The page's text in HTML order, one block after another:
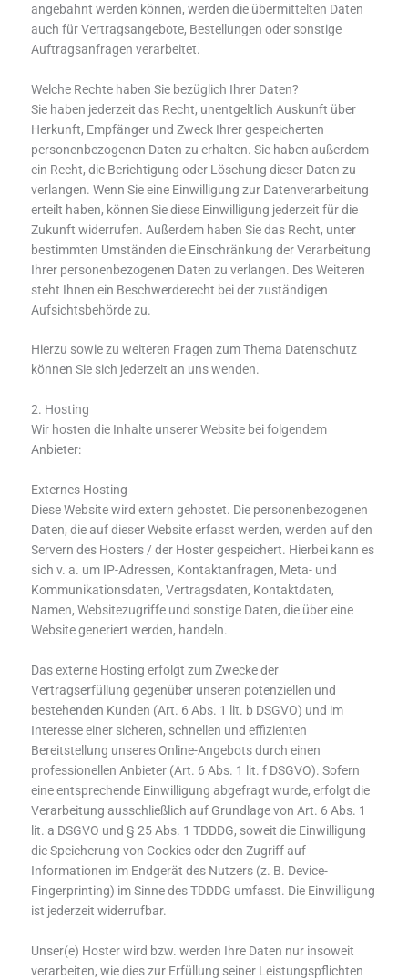
angebahnt werden können, werden die übermittelten Daten
auch für Vertragsangebote, Bestellungen oder sonstige
Auftragsanfragen verarbeitet.
Welche Rechte haben Sie bezüglich Ihrer Daten?
Sie haben jederzeit das Recht, unentgeltlich Auskunft über
Herkunft, Empfänger und Zweck Ihrer gespeicherten
personenbezogenen Daten zu erhalten. Sie haben außerdem
ein Recht, die Berichtigung oder Löschung dieser Daten zu
verlangen. Wenn Sie eine Einwilligung zur Datenverarbeitung
erteilt haben, können Sie diese Einwilligung jederzeit für die
Zukunft widerrufen. Außerdem haben Sie das Recht, unter
bestimmten Umständen die Einschränkung der Verarbeitung
Ihrer personenbezogenen Daten zu verlangen. Des Weiteren
steht Ihnen ein Beschwerderecht bei der zuständigen
Aufsichtsbehörde zu.
Hierzu sowie zu weiteren Fragen zum Thema Datenschutz
können Sie sich jederzeit an uns wenden.
2. Hosting
Wir hosten die Inhalte unserer Website bei folgendem
Anbieter:
Externes Hosting
Diese Website wird extern gehostet. Die personenbezogenen
Daten, die auf dieser Website erfasst werden, werden auf den
Servern des Hosters / der Hoster gespeichert. Hierbei kann es
sich v. a. um IP-Adressen, Kontaktanfragen, Meta- und
Kommunikationsdaten, Vertragsdaten, Kontaktdaten,
Namen, Websitezugriffe und sonstige Daten, die über eine
Website generiert werden, handeln.
Das externe Hosting erfolgt zum Zwecke der
Vertragserfüllung gegenüber unseren potenziellen und
bestehenden Kunden (Art. 6 Abs. 1 lit. b DSGVO) und im
Interesse einer sicheren, schnellen und effizienten
Bereitstellung unseres Online-Angebots durch einen
professionellen Anbieter (Art. 6 Abs. 1 lit. f DSGVO). Sofern
eine entsprechende Einwilligung abgefragt wurde, erfolgt die
Verarbeitung ausschließlich auf Grundlage von Art. 6 Abs. 1
lit. a DSGVO und § 25 Abs. 1 TDDDG, soweit die Einwilligung
die Speicherung von Cookies oder den Zugriff auf
Informationen im Endgerät des Nutzers (z. B. Device-
Fingerprinting) im Sinne des TDDDG umfasst. Die Einwilligung
ist jederzeit widerrufbar.
Unser(e) Hoster wird bzw. werden Ihre Daten nur insoweit
verarbeiten, wie dies zur Erfüllung seiner Leistungspflichten